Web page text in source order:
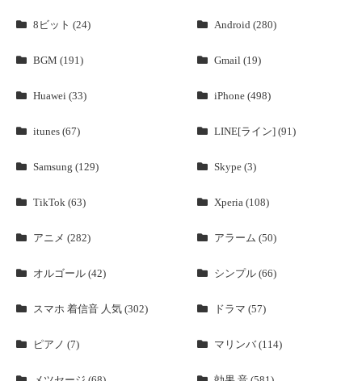
8ビット (24) Android (280)
BGM (191) Gmail (19)
Huawei (33) iPhone (498)
itunes (67) LINE[ライン] (91)
Samsung (129) Skype (3)
TikTok (63) Xperia (108)
アニメ (282) アラーム (50)
オルゴール (42) シンプル (66)
スマホ 着信音 人気 (302) ドラマ (57)
ピアノ (7) マリンバ (114)